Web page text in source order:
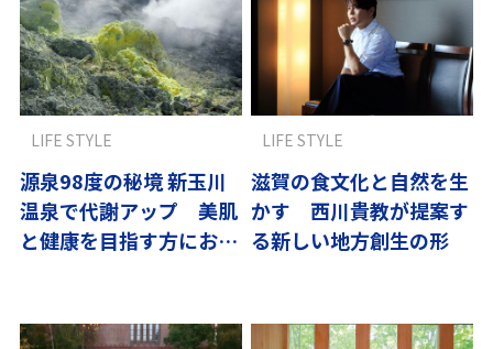
源泉98度の秘境 新玉川
温泉で代謝アップ 美肌
と健康を目指す方におす
LIFE STYLE
滋賀の食文化と自然を生
かす 西川貴教が提案す
る新しい地方創生の形
LIFE STYLE